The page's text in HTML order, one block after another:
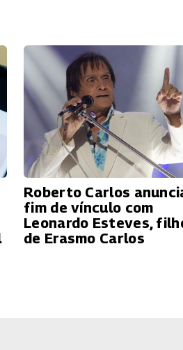
Roberto Carlos
fim de vínculo com
Leonardo Esteves,
de Erasmo Carlos